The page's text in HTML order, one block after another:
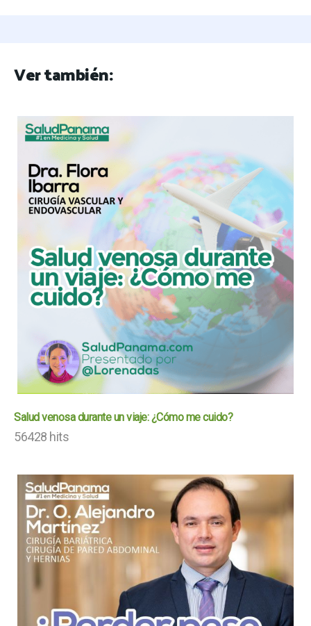
Ver también:
Salud venosa durante un viaje: ¿Cómo me cuido?
56428 hits